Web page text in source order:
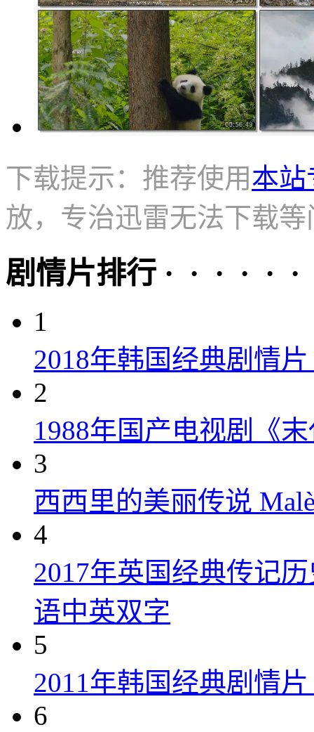
下载提示：推荐使用本站
放，专治迅雷无法下载等
剧情片排行 · · · · · ·
1
2018年韩国经典剧情
2
1988年国产电视剧《
3
西西里的美丽传说
4
2017年英国经典传记
语中英双字
5
2011年韩国经典剧情
6